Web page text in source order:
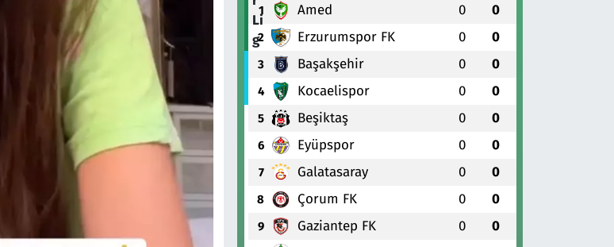
1 Amed 0 0
2 Erzurumspor FK 0 0
3 Başakşehir 0 0
4 Kocaelispor 0 0
5 Beşiktaş 0 0
6 Eyüpspor 0 0
7 Galatasaray 0 0
8 Çorum FK 0 0
9 Gaziantep FK 0 0